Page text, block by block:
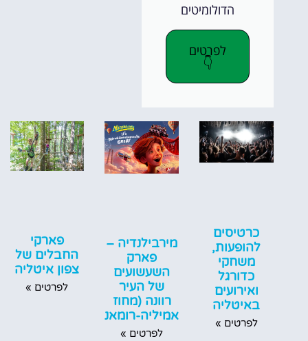
הדולומיטים
לפרטים
👇
כרטיסים
להופעות,
משחקי
כדורגל
ואירועים
באיטליה
לפרטים »
מירבילנדיה –
פארק
השעשועים
של העיר
רוונה (מחוז
אמיליה-רומאניה)
לפרטים »
פארקי
החבלים של
צפון איטליה
לפרטים »